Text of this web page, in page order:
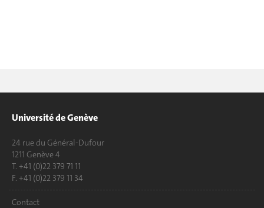
Université de Genève
24 rue du Général-Dufour
1211 Genève 4
T. +41 (0)22 379 71 11
F. +41 (0)22 379 11 34
Contact